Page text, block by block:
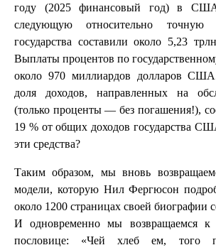
году (2025 финансовый год) в
следующую относительно точную
государства составили около 5,23
Выплаты процентов по
около 970 миллиардов долларов
доля доходов, направленных на
(только проценты — без погашения!),
19 % от общих доходов государства
эти средства?
Таким образом, мы вновь
модели, которую Нил Фергюсон
около 1200 страницах своей биографии
И одновременно мы возвращаемся к
пословице: «Чей хлеб ем,